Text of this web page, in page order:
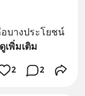
บางประโยชน์
ดูเพิ่มเติม
2 2